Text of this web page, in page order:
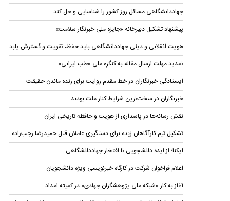
جهاددانشگاهی مسائل روز کشور را شناسایی و حل کند
پیشنهاد تشکیل دبیرخانه «جایزه ملی خبرنگار سلامت»
هویت انقلابی و دینی جهاددانشگاهی باید حفظ، تقویت و گسترش یابد
تمدید مهلت ارسال مقاله به کنگره ملی «طب ایرانی»
ایستادگی خبرنگاران در خط مقدم روایت برای زنده ماندن حقیقت
خبرنگاران در سخت‌ترین شرایط کنار ملت بودند
نقش رسانه‌ها در پاسداری از هویت و حافظه تاریخی ایران
تشکیل تیم کارآگاهان زبده برای دستگیری عاملان قتل حمیدرضا رجب‌زاده
ایکنا؛ از ایده دانشجویی تا افتخار جهاددانشگاهی
اعلام فراخوان شرکت در کارگاه خبرنویسی ویژه دانشجویان
آغاز به کار «شبکه ملی پژوهشگران جهادی» در کمیته امداد